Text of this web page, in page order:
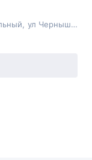
ул Чернышевского